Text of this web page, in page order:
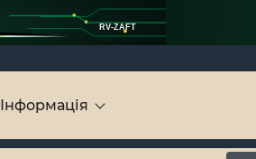
RV-ZAFT
Інформація